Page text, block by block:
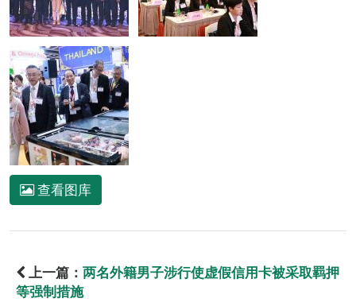
查看图库
上一篇： 两名外籍男子涉行使虚假信用卡被采取羁押
等强制措施